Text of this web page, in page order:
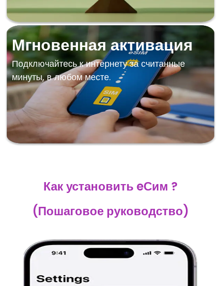
Мгновенная активация
Подключайтесь к интернету за считанные
минуты, в любом месте.
Как установить eСим ?
(Пошаговое руководство)